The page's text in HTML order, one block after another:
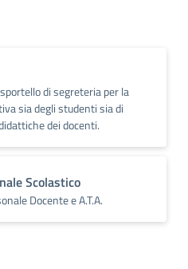
di segreteria per la
sia degli studenti sia di
dei docenti.
Scolastico
Docente e A.T.A.